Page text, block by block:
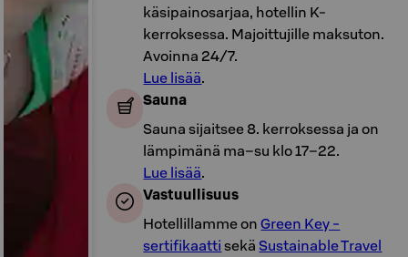
käsipainosarjaa, hotellin K-
kerroksessa. Majoittujille maksuton.
Avoinna 24/7.
Lue lisää.
Sauna
Sauna sijaitsee 8. kerroksessa ja on
lämpimänä ma–su klo 17–22.
Lue lisää.
Vastuullisuus
Hotellillamme onGreen Key -
sertifikaatti sekä Sustainable Travel